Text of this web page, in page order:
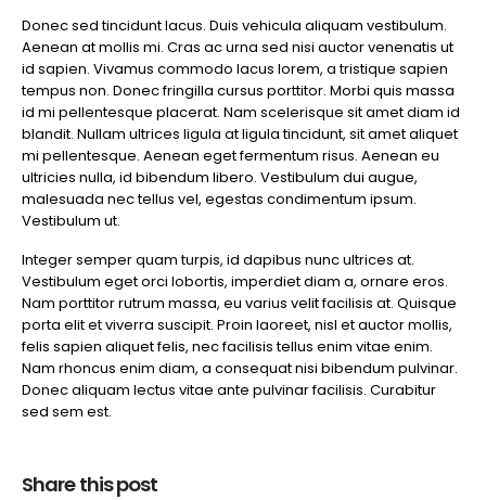
Donec sed tincidunt lacus. Duis vehicula aliquam vestibulum.
Aenean at mollis mi. Cras ac urna sed nisi auctor venenatis ut
id sapien. Vivamus commodo lacus lorem, a tristique sapien
tempus non. Donec fringilla cursus porttitor. Morbi quis massa
id mi pellentesque placerat. Nam scelerisque sit amet diam id
blandit. Nullam ultrices ligula at ligula tincidunt, sit amet aliquet
mi pellentesque. Aenean eget fermentum risus. Aenean eu
ultricies nulla, id bibendum libero. Vestibulum dui augue,
malesuada nec tellus vel, egestas condimentum ipsum.
Vestibulum ut.
Integer semper quam turpis, id dapibus nunc ultrices at.
Vestibulum eget orci lobortis, imperdiet diam a, ornare eros.
Nam porttitor rutrum massa, eu varius velit facilisis at. Quisque
porta elit et viverra suscipit. Proin laoreet, nisl et auctor mollis,
felis sapien aliquet felis, nec facilisis tellus enim vitae enim.
Nam rhoncus enim diam, a consequat nisi bibendum pulvinar.
Donec aliquam lectus vitae ante pulvinar facilisis. Curabitur
sed sem est.
Share this post